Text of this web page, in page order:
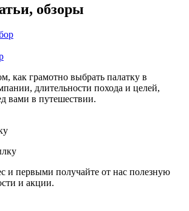
обзоры
как грамотно выбрать палатку в
длительности похода и целей,
вами в путешествии.
и первыми получайте от нас полезную
и акции.